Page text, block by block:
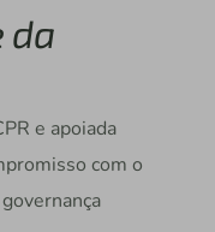
da
e apoiada
com o